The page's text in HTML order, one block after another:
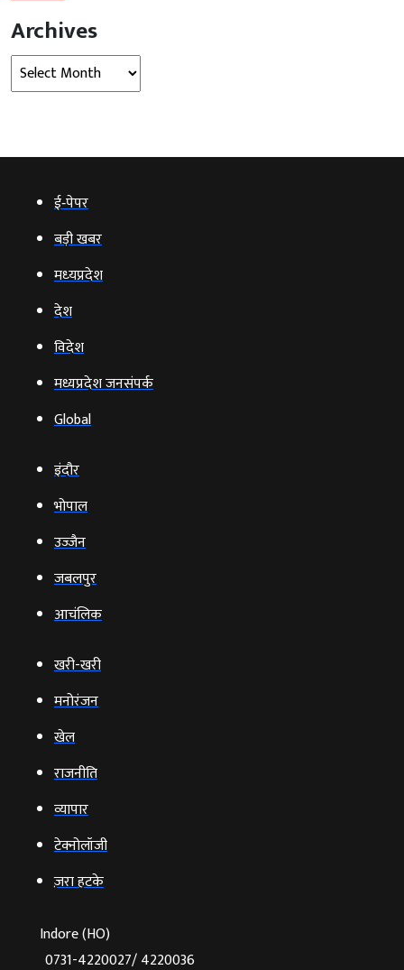
Archives
Archives
ई‑पेपर
बड़ी खबर
मध्‍यप्रदेश
देश
विदेश
मध्यप्रदेश जनसंपर्क
Global
इंदौर
भोपाल
उज्‍जैन
जबलपुर
आचंलिक
खरी-खरी
मनोरंजन
खेल
राजनीति
व्‍यापार
टेक्‍नोलॉजी
ज़रा हटके
Indore (HO)
0731-4220027/ 4220036